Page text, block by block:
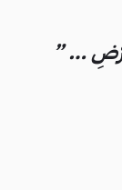
… ”